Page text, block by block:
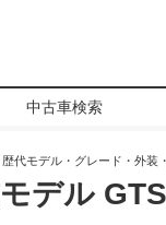
中古車検索
歴代モデル・グレード・外装
デル